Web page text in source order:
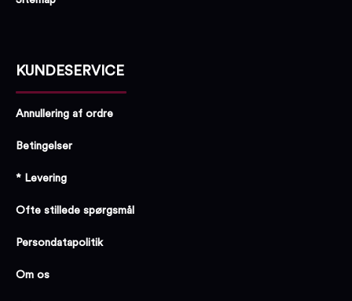
KUNDESERVICE
Annullering af ordre
Betingelser
* Levering
Ofte stillede spørgsmål
Persondatapolitik
Om os